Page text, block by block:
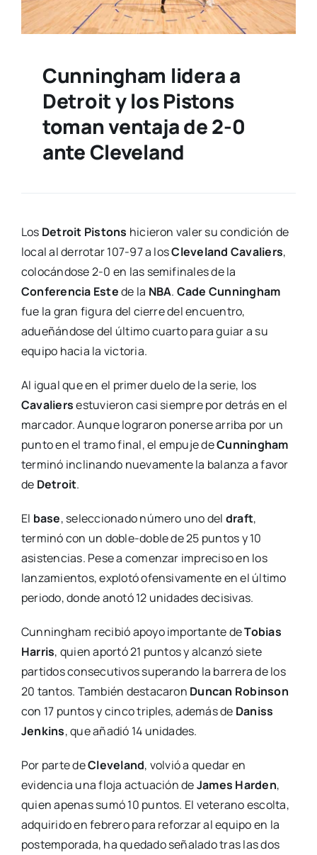
Cunningham lidera a
Detroit y los Pistons
toman ventaja de 2-0
ante Cleveland
Los Detroit Pistons hicieron valer su condición de
local al derrotar 107-97 a losCleveland Cavaliers,
colocándose 2-0 en las semifinales de la
Conferencia Estede la NBA. Cade Cunningham
fue la gran figura del cierre del encuentro,
adueñándose del último cuarto para guiar a su
equipo hacia la victoria.
Al igual que en el primer duelo de la serie, los
Cavaliersestuvieron casi siempre por detrás en el
marcador. Aunque lograron ponerse arriba por un
punto en el tramo final, el empuje deCunningham
terminó inclinando nuevamente la balanza a favor
de Detroit.
El base, seleccionado número uno del draft,
terminó con un doble-doble de 25 puntos y 10
asistencias. Pese a comenzar impreciso en los
lanzamientos, explotó ofensivamente en el último
periodo, donde anotó 12 unidades decisivas.
Cunningham recibió apoyo importante deTobias
Harris, quien aportó 21 puntos y alcanzó siete
partidos consecutivos superando la barrera de los
20 tantos. También destacaron Duncan Robinson
con 17 puntos y cinco triples, además de Daniss
Jenkins, que añadió 14 unidades.
Por parte deCleveland, volvió a quedar en
evidencia una floja actuación deJames Harden,
quien apenas sumó 10 puntos. El veterano escolta,
adquirido en febrero para reforzar al equipo en la
postemporada, ha quedado señalado tras las dos